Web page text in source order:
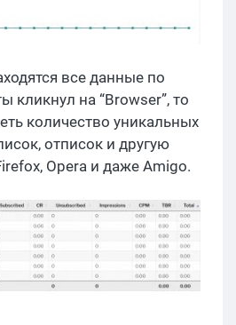
все данные по
кликнул на “Browser”, то
количество уникальных
отписок и другую
Opera и даже Amigo.